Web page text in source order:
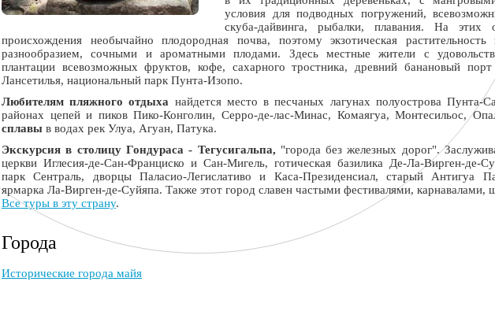
условия для подводных погружений,
скуба-дайвинга, рыбалки, плавания. На этих
происхождения необычайно плодородная почва, поэтому экзотическая
разнообразием, сочными и ароматными плодами. Здесь местные жители с
плантации всевозможных фруктов, кофе, сахарного тростника, древний банановый
Лансетилья, национальный парк Пунта-Изопо.
Любителям пляжного отдыха найдется место в песчаных лагунах полуострова Пунта-
районах цепей и пиков Пико-Конголин, Серро-де-лас-Минас, Комаягуа, Монтесильос,
сплавыв водах рек Улуа, Агуан, Патука.
Экскурсия в столицу Гондураса - Тегусигальпа, "города без железных дорог".
церкви Иглесия-де-Сан-Франциско и Сан-Мигель, готическая базилика Де-Ла-Вирген-де-
парк Сентраль, дворцы Паласио-Легислативо и Каса-Президенсиал, старый Антигуа
ярмарка Ла-Вирген-де-Суйяпа. Также этот город славен частыми фестивалями,
Все туры в эту страну.
Города
Исторические города майя